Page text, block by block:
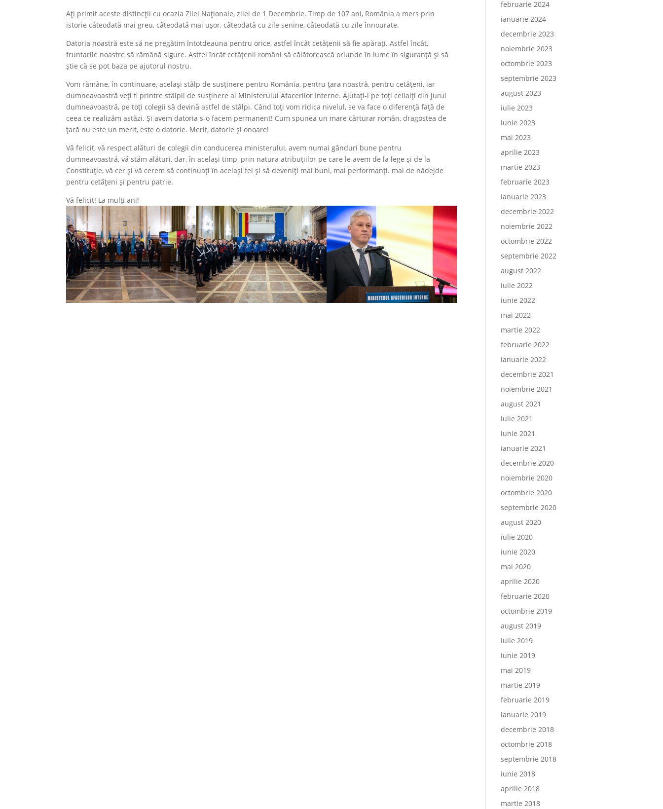
Ați primit aceste distincții cu ocazia Zilei Naționale, zilei de 1 Decembrie. Timp de 107 ani, România a mers prin
istorie câteodată mai greu, câteodată mai ușor, câteodată cu zile senine, câteodată cu zile înnourate.
Datoria noastră este să ne pregătim întotdeauna pentru orice, astfel încât cetățenii să fie apărați. Astfel încât,
fruntarile noastre să rămână sigure. Astfel încât cetățenii români să călătorească oriunde în lume în siguranță și să
știe că se pot baza pe ajutorul nostru.
Vom rămâne, în continuare, același stâlp de susținere pentru România, pentru țara noastră, pentru cetățeni, iar
dumneavoastră veți fi printre stâlpii de susținere ai Ministerului Afacerilor Interne. Ajutați-i pe toți ceilalți din jurul
dumneavoastră, pe toți colegii să devină astfel de stâlpi. Când toți vom ridica nivelul, se va face o diferență față de
ceea ce realizăm astăzi. Și avem datoria s-o facem permanent! Cum spunea un mare cărturar român, dragostea de
țară nu este un merit, este o datorie. Merit, datorie și onoare!
Vă felicit, vă respect alături de colegii din conducerea ministerului, avem numai gânduri bune pentru
dumneavoastră, vă stăm alături, dar, în același timp, prin natura atribuțiilor pe care le avem de la lege și de la
Constituție, vă cer și vă cerem să continuați în același fel și să deveniți mai buni, mai performanți. mai de nădejde
pentru cetățeni și pentru patrie.
Vă felicit! La mulți ani!
februarie 2024
ianuarie 2024
decembrie 2023
noiembrie 2023
octombrie 2023
septembrie 2023
august 2023
iulie 2023
iunie 2023
mai 2023
aprilie 2023
martie 2023
februarie 2023
ianuarie 2023
decembrie 2022
noiembrie 2022
octombrie 2022
septembrie 2022
august 2022
iulie 2022
iunie 2022
mai 2022
martie 2022
februarie 2022
ianuarie 2022
decembrie 2021
noiembrie 2021
august 2021
iulie 2021
iunie 2021
ianuarie 2021
decembrie 2020
noiembrie 2020
octombrie 2020
septembrie 2020
august 2020
iulie 2020
iunie 2020
mai 2020
aprilie 2020
februarie 2020
octombrie 2019
august 2019
iulie 2019
iunie 2019
mai 2019
martie 2019
februarie 2019
ianuarie 2019
decembrie 2018
octombrie 2018
septembrie 2018
iunie 2018
aprilie 2018
martie 2018